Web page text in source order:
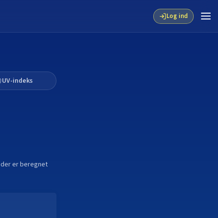
Log ind
UV-indeks
er beregnet